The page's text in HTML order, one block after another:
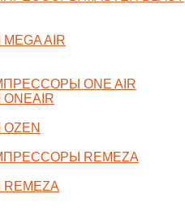
AIR
ONE AIR
REMEZA